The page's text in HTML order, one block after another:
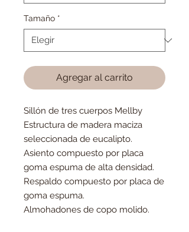
Tamaño *
Agregar al carrito
Sillón de tres cuerpos Mellby
Estructura de madera maciza
seleccionada de eucalipto.
Asiento compuesto por placa
goma espuma de alta densidad.
Respaldo compuesto por placa de
goma espuma.
Almohadones de copo molido.